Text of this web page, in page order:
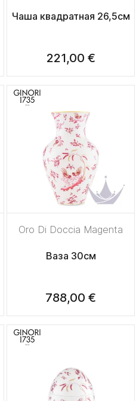
Чаша квадратная 26,5см
221,00 €
Oro Di Doccia Magenta
Ваза 30см
788,00 €